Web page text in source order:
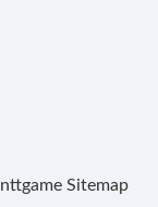
nttgame Sitemap